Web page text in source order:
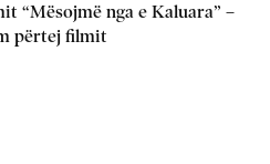
“Mësojmë nga e Kaluara” –
përtej filmit